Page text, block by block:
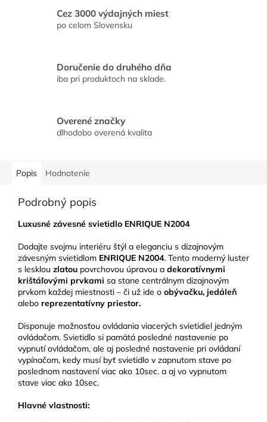
Cez 3000 výdajných miest
po celom Slovensku
Doručenie do druhého dňa
iba pri produktoch na sklade.
Overené značky
dlhodobo overená kvalita
Popis Hodnotenie
Podrobný popis
Luxusné závesné svietidlo ENRIQUE N2004
Dodajte svojmu interiéru štýl a eleganciu s dizajnovým
závesným svietidlom ENRIQUE N2004. Tento moderný luster
s lesklou zlatou povrchovou úpravou a dekoratívnymi
krištáľovými prvkami sa stane centrálnym dizajnovým
prvkom každej miestnosti – či už ide o obývačku, jedáleň
alebo reprezentatívny priestor.
Disponuje možnosťou ovládania viacerých svietidiel jedným
ovládačom. Svietidlo si pamätá posledné nastavenie po
vypnutí ovládačom, ale aj posledné nastavenie pri ovládaní
vypínačom, kedy musí byť svietidlo v zapnutom stave po
poslednom nastavení viac ako 10sec. a aj vo vypnutom
stave viac ako 10sec.
Hlavné vlastnosti: